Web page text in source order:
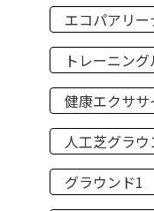
エコパアリー
トレーニン
健康エクサ
人工芝グラウ
グラウンド1